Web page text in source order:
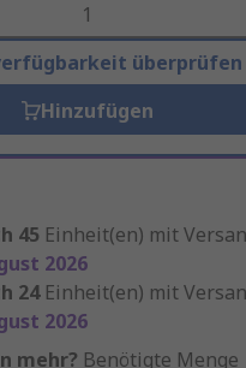
überprüfen
Hinzufügen
45 Einheit(en) mit
2026
24 Einheit(en) mit
2026
mehr? Benötigte Menge